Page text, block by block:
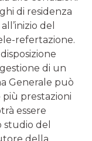
di residenza
del
refertazione.
di un
Generale può
più prestazioni
essere
del
della